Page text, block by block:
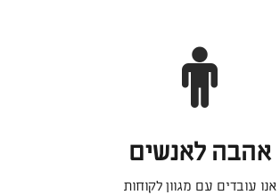
אהבה לאנשים
אנו עובדים עם מגוון לקוחות